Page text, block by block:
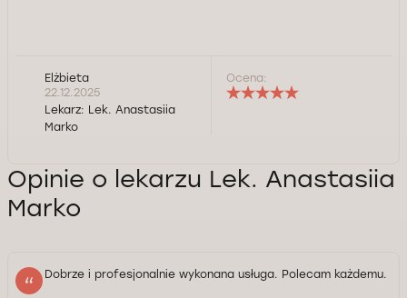
Elżbieta
22.12.2025
Lekarz: Lek. Anastasiia
Marko
Ocena:
Opinie o lekarzu Lek. Anastasiia
Marko
Dobrze i profesjonalnie wykonana usługa. Polecam każdemu.